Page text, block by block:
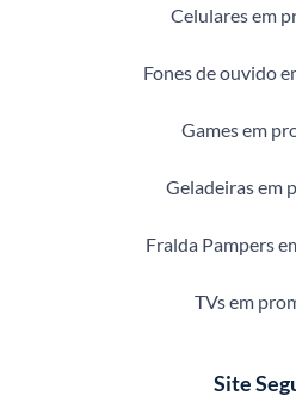
Celulares em
Fones de ouvido
Games em
Geladeiras em
Fralda Pampers
TVs em
Site